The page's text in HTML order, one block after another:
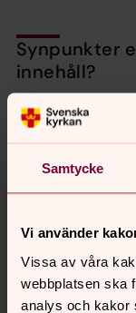
Samtycke
Vi använder
Vissa av våra
webbplatsen ska
analys och kakor
Synpunkter
innehåll?
valbo-
Dela
Tillbaka till
Tillbaka till
Kontakt